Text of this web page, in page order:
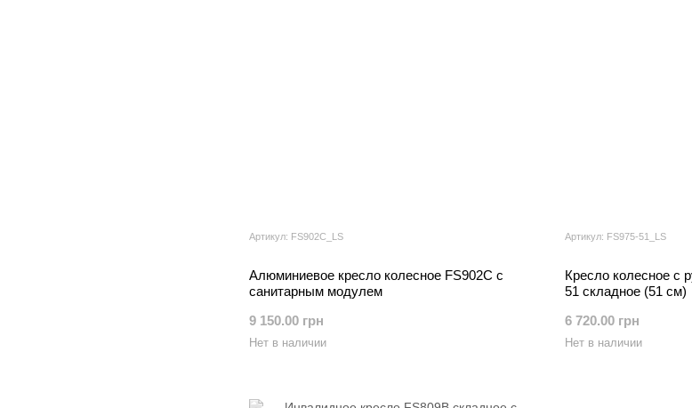
Артикул: FS902C_LS
Алюминиевое кресло колесное FS902C с
санитарным модулем
9 150.00 грн
Нет в наличии
Артикул: FS975-51_LS
Кресло колесное с
51 складное (51 см)
6 720.00 грн
Нет в наличии